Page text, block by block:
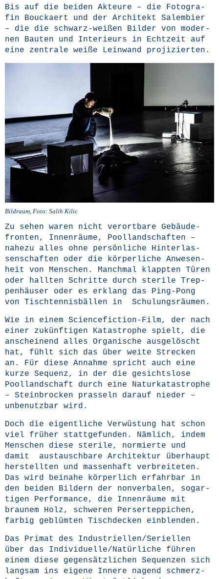
Bis auf die bei­den Akteu­re – die Foto­gra­
fin Bouck­aert und der Archi­tekt Salem­bier
– die die schwarz-wei­ßen Bil­der von moder­
nen Bau­ten und Inte­ri­eurs in Echt­zeit auf
eine zen­tra­le wei­ße Lein­wand projizierten.
Bild­raum, Foto: Salih Kilic
Zu sehen waren nicht ver­ort­ba­re Gebäu­de­
fron­ten, Innen­räu­me, Pool­land­schaf­ten –
nahe­zu alles ohne per­sön­li­che Hin­ter­las­
sen­schaf­ten oder die kör­per­li­che Anwe­sen­
heit von Men­schen. Manch­mal klapp­ten Türen
oder hall­ten Schrit­te durch ste­ri­le Trep­
pen­häu­ser oder es erklang das Ping-Pong
von Tisch­ten­nis­bäl­len in Schulungsräumen.
Wie in einem Sci­ence­fic­tion-Film, der nach
einer zukünf­ti­gen Kata­stro­phe spielt, die
anschei­nend alles Orga­ni­sche aus­ge­löscht
hat, fühlt sich das über wei­te Stre­cken
an. Für die­se Annah­me spricht auch eine
kur­ze Sequenz, in der die gesichts­lo­se
Pool­land­schaft durch eine Natur­ka­ta­stro­phe
– Stein­bro­cken pras­seln dar­auf nie­der –
unbe­nutz­bar wird.
Doch die eigent­li­che Ver­wüs­tung hat schon
viel frü­her statt­ge­fun­den. Näm­lich, indem
Men­schen die­se ste­ri­le, nor­mier­te und
damit aus­tausch­ba­re Archi­tek­tur über­haupt
her­stell­ten und mas­sen­haft ver­brei­te­ten.
Das wird bei­na­he kör­per­lich erfahr­bar in
den bei­den Bil­dern der non­ver­ba­len, sog­ar­
ti­gen Per­for­mance, die Innen­räu­me mit
brau­nem Holz, schwe­ren Per­ser­tep­pi­chen,
far­big geblüm­ten Tisch­de­cken einblenden.
Das Pri­mat des Industriellen/Seriellen
über das Individuelle/Natürliche füh­ren
einem die­se gegen­sätz­li­chen Sequen­zen sich
lang­sam ins eige­ne Inne­re nagend schmerz­